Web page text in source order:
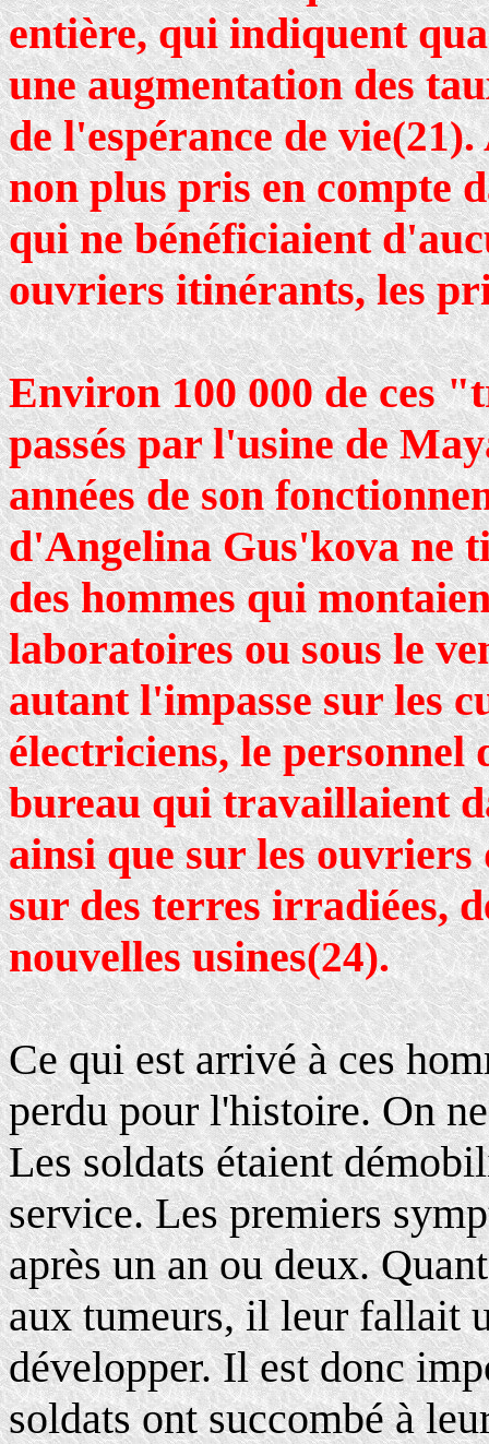
entière, qui indiquent
une augmentation des
de l'espérance de vie(21).
non plus pris en compte
qui ne bénéficiaient
ouvriers itinérants, les
Environ 100 000 de ces
passés par l'usine de
années de son
d'Angelina Gus'kova ne
des hommes qui
laboratoires ou sous le
autant l'impasse sur les
électriciens, le personnel
bureau qui travaillaient
ainsi que sur les
sur des terres irradiées,
nouvelles usines(24).
Ce qui est arrivé à ces
perdu pour l'histoire. On
Les soldats étaient
service. Les premiers
après un an ou deux.
aux tumeurs, il leur fallait
développer. Il est donc
soldats ont succombé à